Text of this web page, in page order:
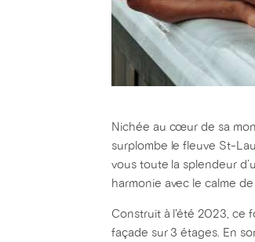
Nichée au cœur de sa
surplombe le fleuve St-
vous toute la splendeur
harmonie avec le calme
Construit à l'été 2023, ce
façade sur 3 étages. En